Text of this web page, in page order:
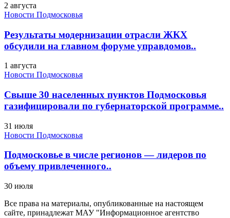
2 августа
Новости Подмосковья
Результаты модернизации отрасли ЖКХ
обсудили на главном форуме управдомов..
1 августа
Новости Подмосковья
Свыше 30 населенных пунктов Подмосковья
газифицировали по губернаторской программе..
31 июля
Новости Подмосковья
Подмосковье в числе регионов — лидеров по
объему привлеченного..
30 июля
Все права на материалы, опубликованные на настоящем
сайте, принадлежат МАУ "Информационное агентство